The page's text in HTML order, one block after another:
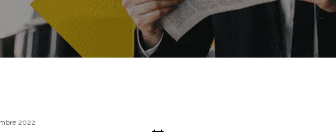
Maîtrisez la plateforme Toluna Start et
transformez votre recherche en impact
concret avec Toluna Start Academy.
2022